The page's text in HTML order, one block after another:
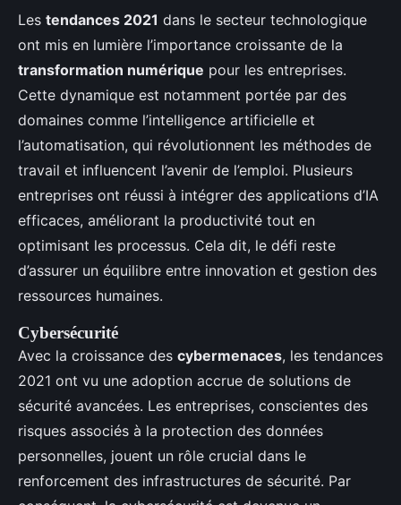
Les tendances 2021 dans le secteur technologique
ont mis en lumière l’importance croissante de la
transformation numérique pour les entreprises.
Cette dynamique est notamment portée par des
domaines comme l’intelligence artificielle et
l’automatisation, qui révolutionnent les méthodes de
travail et influencent l’avenir de l’emploi. Plusieurs
entreprises ont réussi à intégrer des applications d’IA
efficaces, améliorant la productivité tout en
optimisant les processus. Cela dit, le défi reste
d’assurer un équilibre entre innovation et gestion des
ressources humaines.
Cybersécurité
Avec la croissance des cybermenaces, les tendances
2021 ont vu une adoption accrue de solutions de
sécurité avancées. Les entreprises, conscientes des
risques associés à la protection des données
personnelles, jouent un rôle crucial dans le
renforcement des infrastructures de sécurité. Par